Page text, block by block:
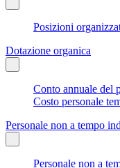
Posizioni
Dotazione organica
Conto annuale del
Costo personale
Personale non a tempo
Personale non a